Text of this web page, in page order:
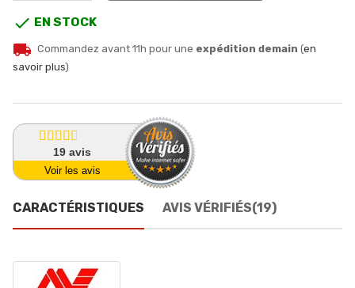
 EN STOCK
local_shipping Commandez avant 11h pour une expédition demain (en
savoir plus)
19avis
Voir les avis
CARACTÉRISTIQUES AVIS VÉRIFIÉS(19)